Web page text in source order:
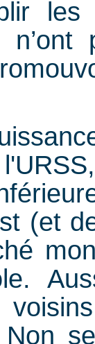
les
(et